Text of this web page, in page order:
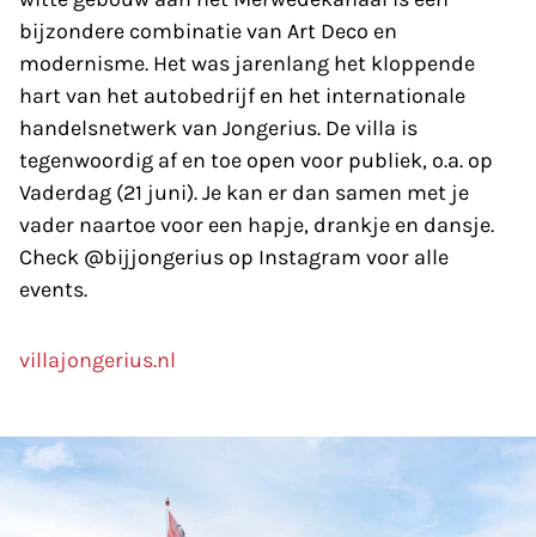
bijzondere combinatie van Art Deco en
modernisme. Het was jarenlang het kloppende
hart van het autobedrijf en het internationale
handelsnetwerk van Jongerius. De villa is
tegenwoordig af en toe open voor publiek, o.a. op
Vaderdag (21 juni). Je kan er dan samen met je
vader naartoe voor een hapje, drankje en dansje.
Check @bijjongerius op Instagram voor alle
events.
villajongerius.nl